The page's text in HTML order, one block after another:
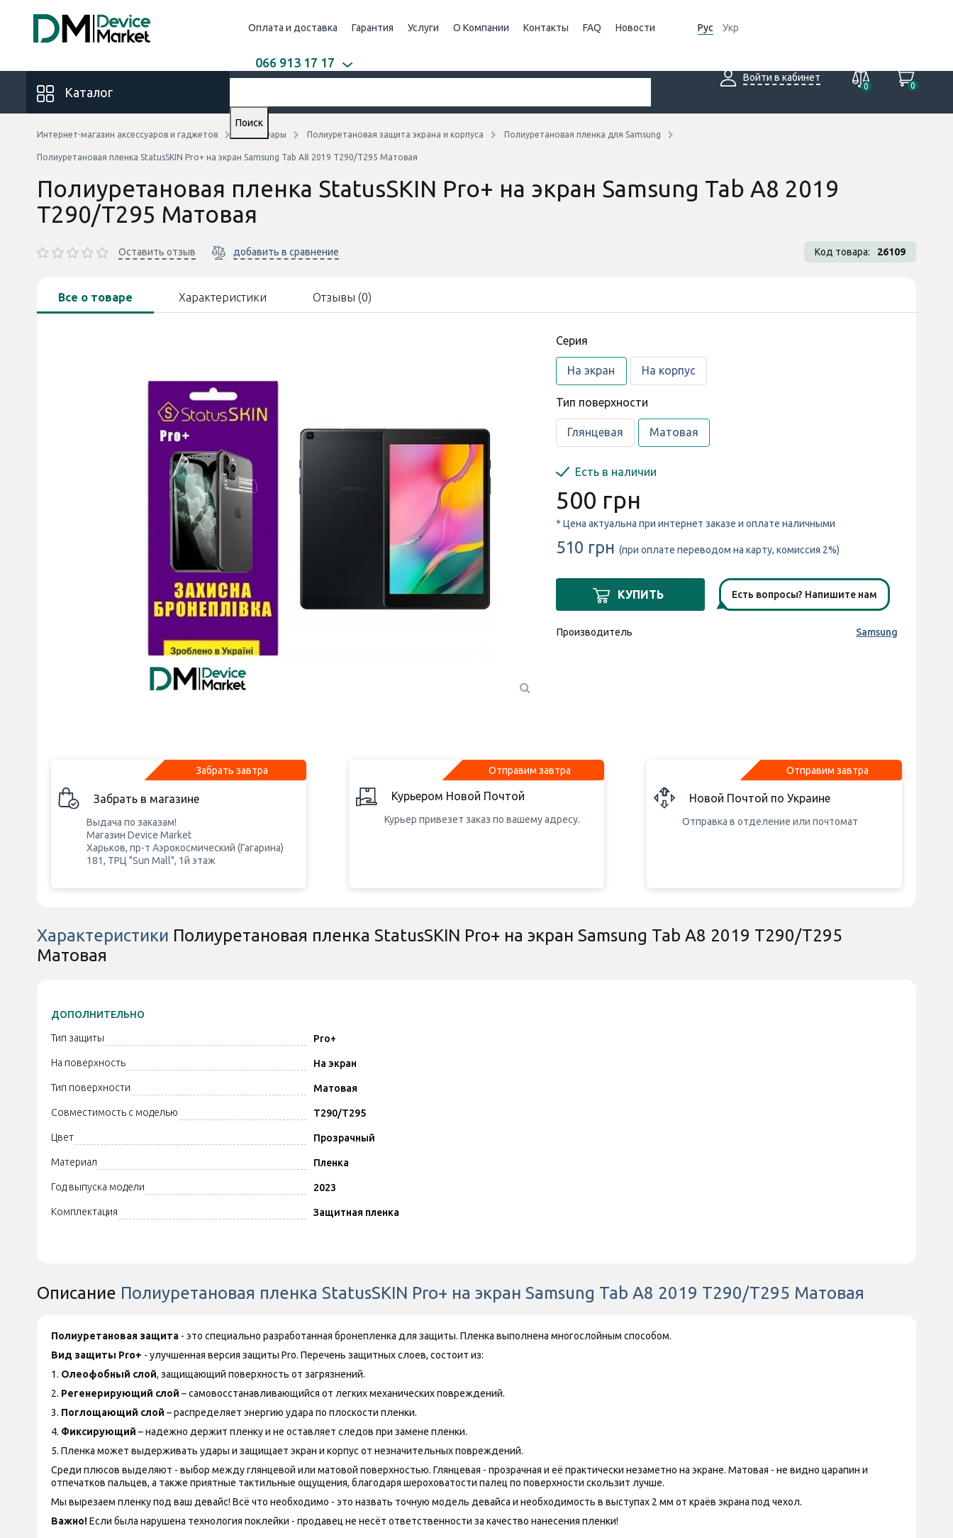
Рус Укр
Оплата и доставка Гарантия Услуги О Компании Контакты FAQ Новости
066 913 17 17
Войти в кабинет
0
0
Каталог
Поиск
Интернет-магазин аксессуаров и гаджетов Аксессуары Полиуретановая защита экрана и корпуса Полиуретановая пленка для Samsung
Полиуретановая пленка StatusSKIN Pro+ на экран Samsung Tab A8 2019 T290/T295 Матовая
Полиуретановая пленка StatusSKIN Pro+ на экран Samsung Tab A8 2019
T290/T295 Матовая
Оставить отзыв добавить в сравнение Код товара: 26109
Все о товаре Характеристики Отзывы (0)
Cерия
На экран На корпус
Тип поверхности
Глянцевая Матовая
Есть в наличии
500 грн
* Цена актуальна при интернет заказе и оплате наличными
510 грн (при оплате переводом на карту, комиссия 2%)
КУПИТЬ Есть вопросы? Напишите нам
Производитель Samsung
Забрать завтра
Забрать в магазине
Выдача по заказам!
Магазин Device Market
Харьков, пр-т Аэрокосмический (Гагарина)
181, ТРЦ "Sun Mall", 1й этаж
Отправим завтра
Курьером Новой Почтой
Курьер привезет заказ по вашему адресу.
Отправим завтра
Новой Почтой по Украине
Отправка в отделение или почтомат
Характеристики Полиуретановая пленка StatusSKIN Pro+ на экран Samsung Tab A8 2019 T290/T295
Матовая
ДОПОЛНИТЕЛЬНО
Тип защиты Pro+
На поверхность На экран
Тип поверхности Матовая
Совместимость с моделью T290/T295
Цвет Прозрачный
Материал Пленка
Год выпуска модели 2023
Комплектация Защитная пленка
Описание Полиуретановая пленка StatusSKIN Pro+ на экран Samsung Tab A8 2019 T290/T295 Матовая
Полиуретановая защита - это специально разработанная бронепленка для защиты. Пленка выполнена многослойным способом.
Вид защиты Pro+ - улучшенная версия защиты Pro. Перечень защитных слоев, состоит из:
1. Олеофобный слой, защищающий поверхность от загрязнений.
2. Регенерирующий слой – самовосстанавливающийся от легких механических повреждений.
3. Поглощающий слой – распределяет энергию удара по плоскости пленки.
4. Фиксирующий – надежно держит пленку и не оставляет следов при замене пленки.
5. Пленка может выдерживать удары и защищает экран и корпус от незначительных повреждений.
Среди плюсов выделяют - выбор между глянцевой или матовой поверхностью. Глянцевая - прозрачная и её практически незаметно на экране. Матовая - не видно царапин и
отпечатков пальцев, а также приятные тактильные ощущения, благодаря шероховатости палец по поверхности скользит лучше.
Мы вырезаем пленку под ваш девайс! Всё что необходимо - это назвать точную модель девайса и необходимость в выступах 2 мм от краёв экрана под чехол.
Важно!Если была нарушена технология поклейки - продавец не несёт ответственности за качество нанесения пленки!